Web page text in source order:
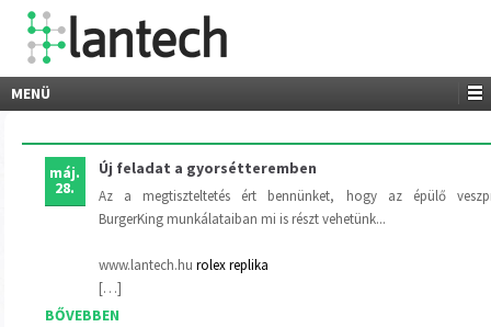
MENÜ
máj.
28.
Új feladat a gyorsétteremben
Az a megtiszteltetés ért bennünket, hogy az épülő
BurgerKing munkálataiban mi is részt vehetünk...
www.lantech.hu rolex replika
[…]
BŐVEBBEN